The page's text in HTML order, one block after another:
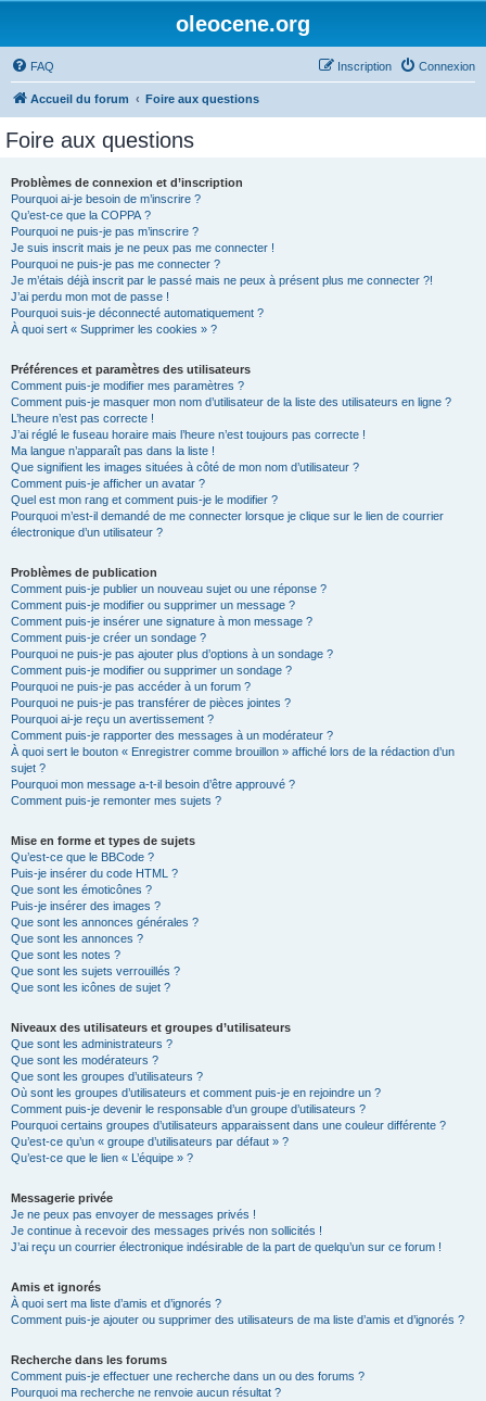
oleocene.org
FAQ Connexion
Inscription
Accueil du forum Foire aux questions
Foire aux questions
Problèmes de connexion et d’inscription
Pourquoi ai-je besoin de m’inscrire ?
Qu’est-ce que la COPPA ?
Pourquoi ne puis-je pas m’inscrire ?
Je suis inscrit mais je ne peux pas me connecter !
Pourquoi ne puis-je pas me connecter ?
Je m’étais déjà inscrit par le passé mais ne peux à présent plus me connecter ?!
J’ai perdu mon mot de passe !
Pourquoi suis-je déconnecté automatiquement ?
À quoi sert « Supprimer les cookies » ?
Préférences et paramètres des utilisateurs
Comment puis-je modifier mes paramètres ?
Comment puis-je masquer mon nom d’utilisateur de la liste des utilisateurs en ligne ?
L’heure n’est pas correcte !
J’ai réglé le fuseau horaire mais l’heure n’est toujours pas correcte !
Ma langue n’apparaît pas dans la liste !
Que signifient les images situées à côté de mon nom d’utilisateur ?
Comment puis-je afficher un avatar ?
Quel est mon rang et comment puis-je le modifier ?
Pourquoi m’est-il demandé de me connecter lorsque je clique sur le lien de courrier
électronique d’un utilisateur ?
Problèmes de publication
Comment puis-je publier un nouveau sujet ou une réponse ?
Comment puis-je modifier ou supprimer un message ?
Comment puis-je insérer une signature à mon message ?
Comment puis-je créer un sondage ?
Pourquoi ne puis-je pas ajouter plus d’options à un sondage ?
Comment puis-je modifier ou supprimer un sondage ?
Pourquoi ne puis-je pas accéder à un forum ?
Pourquoi ne puis-je pas transférer de pièces jointes ?
Pourquoi ai-je reçu un avertissement ?
Comment puis-je rapporter des messages à un modérateur ?
À quoi sert le bouton « Enregistrer comme brouillon » affiché lors de la rédaction d’un
sujet ?
Pourquoi mon message a-t-il besoin d’être approuvé ?
Comment puis-je remonter mes sujets ?
Mise en forme et types de sujets
Qu’est-ce que le BBCode ?
Puis-je insérer du code HTML ?
Que sont les émoticônes ?
Puis-je insérer des images ?
Que sont les annonces générales ?
Que sont les annonces ?
Que sont les notes ?
Que sont les sujets verrouillés ?
Que sont les icônes de sujet ?
Niveaux des utilisateurs et groupes d’utilisateurs
Que sont les administrateurs ?
Que sont les modérateurs ?
Que sont les groupes d’utilisateurs ?
Où sont les groupes d’utilisateurs et comment puis-je en rejoindre un ?
Comment puis-je devenir le responsable d’un groupe d’utilisateurs ?
Pourquoi certains groupes d’utilisateurs apparaissent dans une couleur différente ?
Qu’est-ce qu’un « groupe d’utilisateurs par défaut » ?
Qu’est-ce que le lien « L’équipe » ?
Messagerie privée
Je ne peux pas envoyer de messages privés !
Je continue à recevoir des messages privés non sollicités !
J’ai reçu un courrier électronique indésirable de la part de quelqu’un sur ce forum !
Amis et ignorés
À quoi sert ma liste d’amis et d’ignorés ?
Comment puis-je ajouter ou supprimer des utilisateurs de ma liste d’amis et d’ignorés ?
Recherche dans les forums
Comment puis-je effectuer une recherche dans un ou des forums ?
Pourquoi ma recherche ne renvoie aucun résultat ?